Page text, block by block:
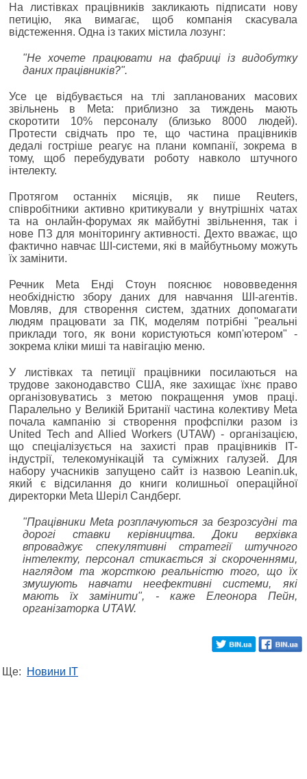
На листівках працівників закликають підписати нову
петицію, яка вимагає, щоб компанія скасувала
відстеження. Одна із таких містила лозунг:
"Не хочете працювати на фабриці із видобутку
даних працівників?".
Усе це відбувається на тлі запланованих масових
звільнень в Meta: приблизно за тиждень мають
скоротити 10% персоналу (близько 8000 людей).
Протести свідчать про те, що частина працівників
дедалі гостріше реагує на плани компанії, зокрема в
тому, щоб перебудувати роботу навколо штучного
інтелекту.
Протягом останніх місяців, як пише Reuters,
співробітники активно критикували у внутрішніх чатах
та на онлайн-форумах як майбутні звільнення, так і
нове ПЗ для моніторингу активності. Дехто вважає, що
фактично навчає ШІ-системи, які в майбутньому можуть
їх замінити.
Речник Meta Енді Стоун пояснює нововведення
необхідністю збору даних для навчання ШІ-агентів.
Мовляв, для створення систем, здатних допомагати
людям працювати за ПК, моделям потрібні "реальні
приклади того, як вони користуються комп'ютером" -
зокрема кліки миші та навігацію меню.
У листівках та петиції працівники посилаються на
трудове законодавство США, яке захищає їхнє право
організовуватись з метою покращення умов праці.
Паралельно у Великій Британії частина колективу Meta
почала кампанію зі створення профспілки разом із
United Tech and Allied Workers (UTAW) - організацією,
що спеціалізується на захисті прав працівників IT-
індустрії, телекомунікацій та суміжних галузей. Для
набору учасників запущено сайт із назвою Leanin.uk,
який є відсилання до книги колишньої операційної
директорки Meta Шеріл Сандберг.
"Працівники Meta розплачуються за безрозсудні та
дорогі ставки керівництва. Доки верхівка
впроваджує спекулятивні стратегії штучного
інтелекту, персонал стикається зі скороченнями,
наглядом та жорсткою реальністю того, що їх
змушують навчати неефективні системи, які
мають їх замінити", - каже Елеонора Пейн,
організаторка UTAW.
Ще: Новини IT